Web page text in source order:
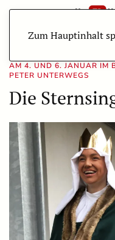
Zum Hauptinhalt
AM 4. UND 6. JANUAR IM
PETER UNTERWEGS
Die